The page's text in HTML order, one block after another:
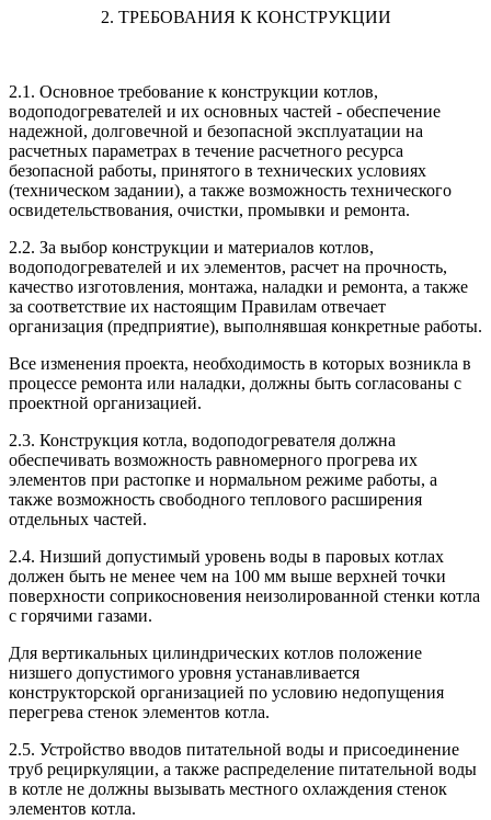
2. ТРЕБОВАНИЯ К КОНСТРУКЦИИ
2.1. Основное требование к конструкции котлов,
водоподогревателей и их основных частей - обеспечение
надежной, долговечной и безопасной эксплуатации на
расчетных параметрах в течение расчетного ресурса
безопасной работы, принятого в технических условиях
(техническом задании), а также возможность технического
освидетельствования, очистки, промывки и ремонта.
2.2. За выбор конструкции и материалов котлов,
водоподогревателей и их элементов, расчет на прочность,
качество изготовления, монтажа, наладки и ремонта, а также
за соответствие их настоящим Правилам отвечает
организация (предприятие), выполнявшая конкретные работы.
Все изменения проекта, необходимость в которых возникла в
процессе ремонта или наладки, должны быть согласованы с
проектной организацией.
2.3. Конструкция котла, водоподогревателя должна
обеспечивать возможность равномерного прогрева их
элементов при растопке и нормальном режиме работы, а
также возможность свободного теплового расширения
отдельных частей.
2.4. Низший допустимый уровень воды в паровых котлах
должен быть не менее чем на 100 мм выше верхней точки
поверхности соприкосновения неизолированной стенки котла
с горячими газами.
Для вертикальных цилиндрических котлов положение
низшего допустимого уровня устанавливается
конструкторской организацией по условию недопущения
перегрева стенок элементов котла.
2.5. Устройство вводов питательной воды и присоединение
труб рециркуляции, а также распределение питательной воды
в котле не должны вызывать местного охлаждения стенок
элементов котла.